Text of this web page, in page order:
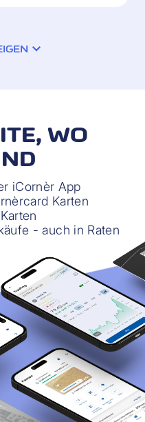
für Sie und Ihre
WO
iCornèr App
Karten
- auch in Raten